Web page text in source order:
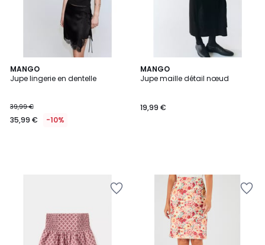
MANGO
Jupe lingerie en dentelle
39,99 €
35,99 € -10%
MANGO
Jupe maille détail nœud
19,99 €